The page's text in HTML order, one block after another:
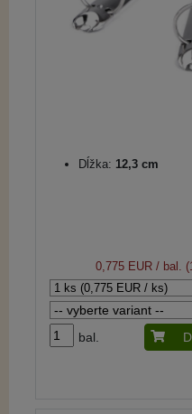
Dĺžka: 12,3 cm
0,775 EUR/ bal.
bal.